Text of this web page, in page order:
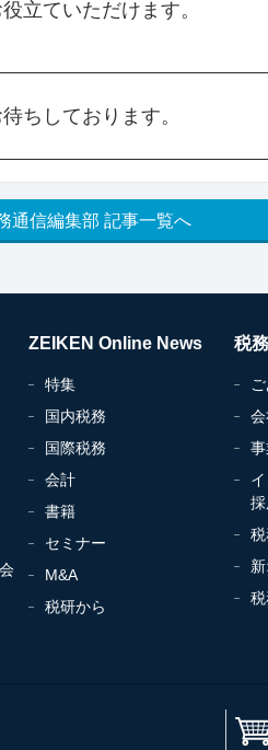
立ていただけます。
ちしております。
通信編集部 記事一覧へ
ZEIKEN Online News
特集
国内税務
国際税務
会計
書籍
セミナー
M&A
税研から
税